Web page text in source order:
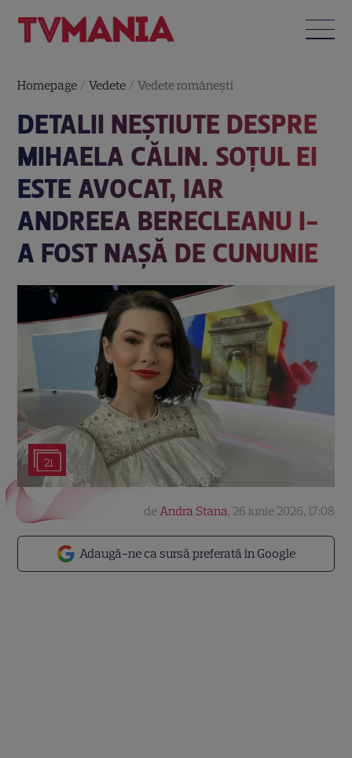
Homepage /Vedete /Vedete româneşti
DETALII NEȘTIUTE DESPRE
MIHAELA CĂLIN. SOȚUL EI
ESTE AVOCAT, IAR
ANDREEA BERECLEANU I-
A FOST NAȘĂ DE CUNUNIE
21
Adaugă-ne ca sursă preferată în Google
deAndra Stana, 26 iunie 2026, 17:08